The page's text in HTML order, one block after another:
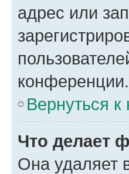
адрес или
конференции.
Вернуться к
Что делает
Она удаляет